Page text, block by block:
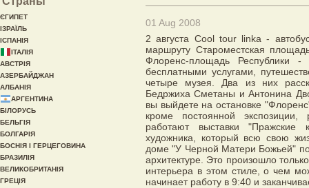
01 Aug 2008
2 августа Cool tour linka -
маршруту Староместская
Флоренс-площадь Республики -
бесплатными услугами,
четыре музея. Два из них
Бедржиха Сметаны и Антонина
вы выйдете на остановке
кроме постоянной
работают выставки
художника, который всю свою
доме "У Черной Матери Божьей"
архитектуре. Это произошло
интерьера в этом стиле, о чем
начинает работу в 9:40 и
ЄГИПЕТ
ІЗРАЇЛЬ
ІСПАНІЯ
ІТАЛІЯ
АВСТРІЯ
АЗЕРБАЙДЖАН
АЛБАНІЯ
АРГЕНТИНА
БІЛОРУСЬ
БЕЛЬГІЯ
БОЛГАРІЯ
БОСНІЯ І ГЕРЦЕГОВИНА
БРАЗИЛІЯ
ВЕЛИКОБРИТАНІЯ
ГРЕЦІЯ